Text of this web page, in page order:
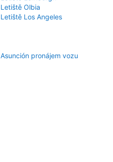
Letiště Olbia
Letiště Los Angeles
Asunción pronájem vozu